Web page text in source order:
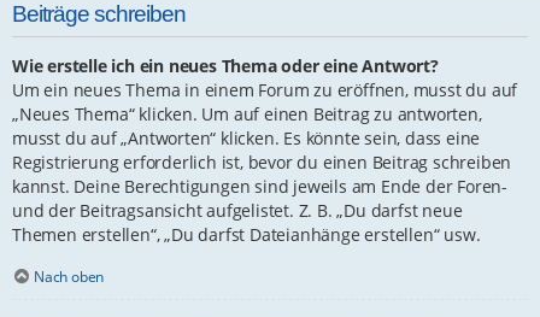
Beiträge schreiben
Wie erstelle ich ein neues Thema oder eine Antwort?
Um ein neues Thema in einem Forum zu eröffnen, musst du auf
„Neues Thema“ klicken. Um auf einen Beitrag zu antworten,
musst du auf „Antworten“ klicken. Es könnte sein, dass eine
Registrierung erforderlich ist, bevor du einen Beitrag schreiben
kannst. Deine Berechtigungen sind jeweils am Ende der Foren-
und der Beitragsansicht aufgelistet. Z. B. „Du darfst neue
Themen erstellen“, „Du darfst Dateianhänge erstellen“ usw.
Nach oben